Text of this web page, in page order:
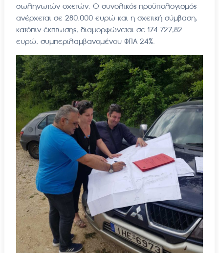
σωληνωτών οχετών. Ο συνολικός προϋπολογισμός
ανέρχεται σε 280.000 ευρώ και η σχετική σύμβαση,
κατόπιν έκπτωσης, διαμορφώνεται σε 174.727,82
ευρώ, συμπεριλαμβανομένου ΦΠΑ 24%.